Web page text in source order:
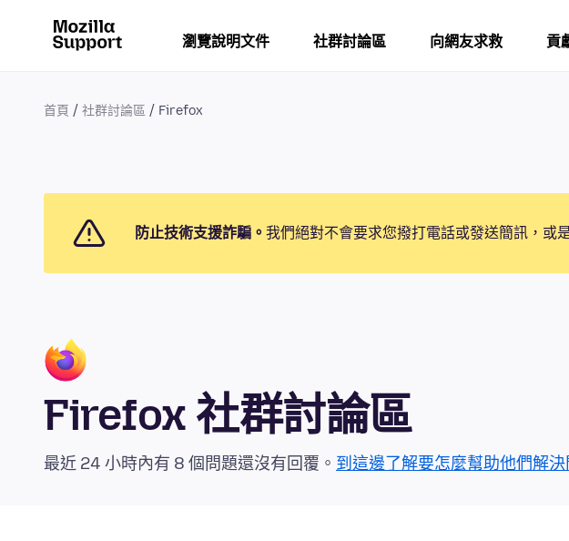
瀏覽說明文件 社群討論區 向網友求救 貢
首頁 社群討論區 Firefox
防止技術支援詐騙。 我們絕對不會要求您撥打電話或發送簡訊，或
Firefox 社群討論區
最近 24 小時內有 8 個問題還沒有回覆。 到這邊了解要怎麼幫助他們解決